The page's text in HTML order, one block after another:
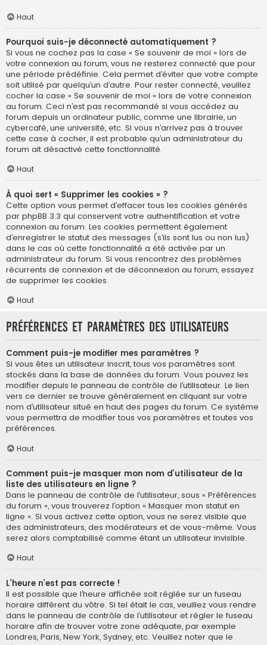
Haut
Pourquoi suis-je déconnecté automatiquement ?
Si vous ne cochez pas la case « Se souvenir de moi » lors de
votre connexion au forum, vous ne resterez connecté que pour
une période prédéfinie. Cela permet d’éviter que votre compte
soit utilisé par quelqu’un d’autre. Pour rester connecté, veuillez
cocher la case « Se souvenir de moi » lors de votre connexion
au forum. Ceci n’est pas recommandé si vous accédez au
forum depuis un ordinateur public, comme une librairie, un
cybercafé, une université, etc. Si vous n’arrivez pas à trouver
cette case à cocher, il est probable qu’un administrateur du
forum ait désactivé cette fonctionnalité.
Haut
À quoi sert « Supprimer les cookies » ?
Cette option vous permet d’effacer tous les cookies générés
par phpBB 3.3 qui conservent votre authentification et votre
connexion au forum. Les cookies permettent également
d’enregistrer le statut des messages (s’ils sont lus ou non lus)
dans le cas où cette fonctionnalité a été activée par un
administrateur du forum. Si vous rencontrez des problèmes
récurrents de connexion et de déconnexion au forum, essayez
de supprimer les cookies.
Haut
Préférences et paramètres des utilisateurs
Comment puis-je modifier mes paramètres ?
Si vous êtes un utilisateur inscrit, tous vos paramètres sont
stockés dans la base de données du forum. Vous pouvez les
modifier depuis le panneau de contrôle de l’utilisateur. Le lien
vers ce dernier se trouve généralement en cliquant sur votre
nom d’utilisateur situé en haut des pages du forum. Ce système
vous permettra de modifier tous vos paramètres et toutes vos
préférences.
Haut
Comment puis-je masquer mon nom d’utilisateur de la
liste des utilisateurs en ligne ?
Dans le panneau de contrôle de l’utilisateur, sous « Préférences
du forum », vous trouverez l’option « Masquer mon statut en
ligne ». Si vous activez cette option, vous ne serez visible que
des administrateurs, des modérateurs et de vous-même. Vous
serez alors comptabilisé comme étant un utilisateur invisible.
Haut
L’heure n’est pas correcte !
Il est possible que l’heure affichée soit réglée sur un fuseau
horaire différent du vôtre. Si tel était le cas, veuillez vous rendre
dans le panneau de contrôle de l’utilisateur et régler le fuseau
horaire afin de trouver votre zone adéquate, par exemple
Londres, Paris, New York, Sydney, etc. Veuillez noter que le